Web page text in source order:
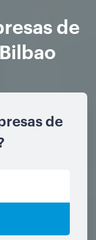
de
de